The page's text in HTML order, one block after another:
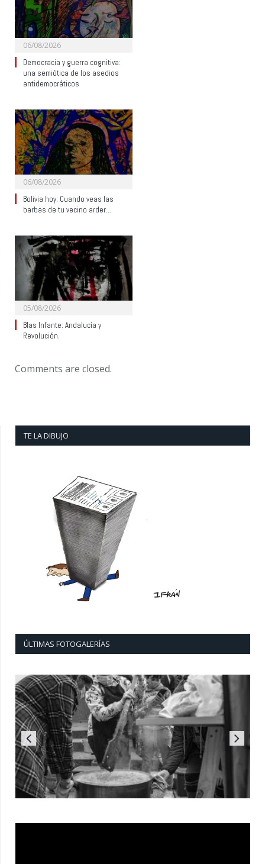
06/08/2026
Democracia y guerra cognitiva:
una semiótica de los asedios
antidemocráticos
06/08/2026
Bolivia hoy: Cuando veas las
barbas de tu vecino arder…
05/08/2026
Blas Infante: Andalucía y
Revolución.
Comments are closed.
TE LA DIBUJO
ÚLTIMAS FOTOGALERÍAS